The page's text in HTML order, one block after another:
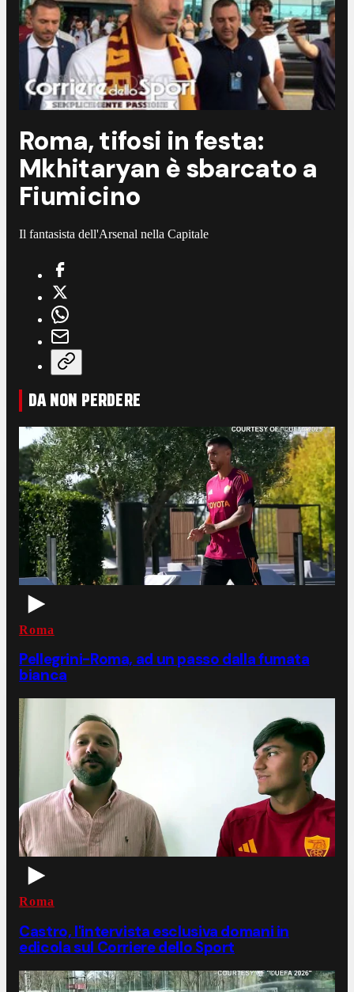
Roma, tifosi in festa:
Mkhitaryan è sbarcato a
Fiumicino
Il fantasista dell'Arsenal nella Capitale
DA NON PERDERE
Roma
Pellegrini-Roma, ad un passo dalla fumata
bianca
Roma
Castro, l'intervista esclusiva domani in
edicola sul Corriere dello Sport